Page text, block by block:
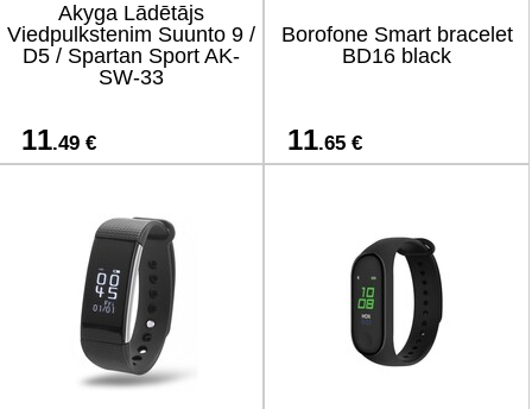
Akyga Lādētājs
Viedpulkstenim Suunto 9 /
D5 / Spartan Sport AK-
SW-33
11.49 €
Borofone Smart bracelet
BD16 black
11.65 €